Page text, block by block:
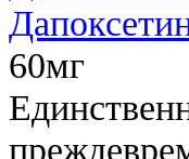
60мг